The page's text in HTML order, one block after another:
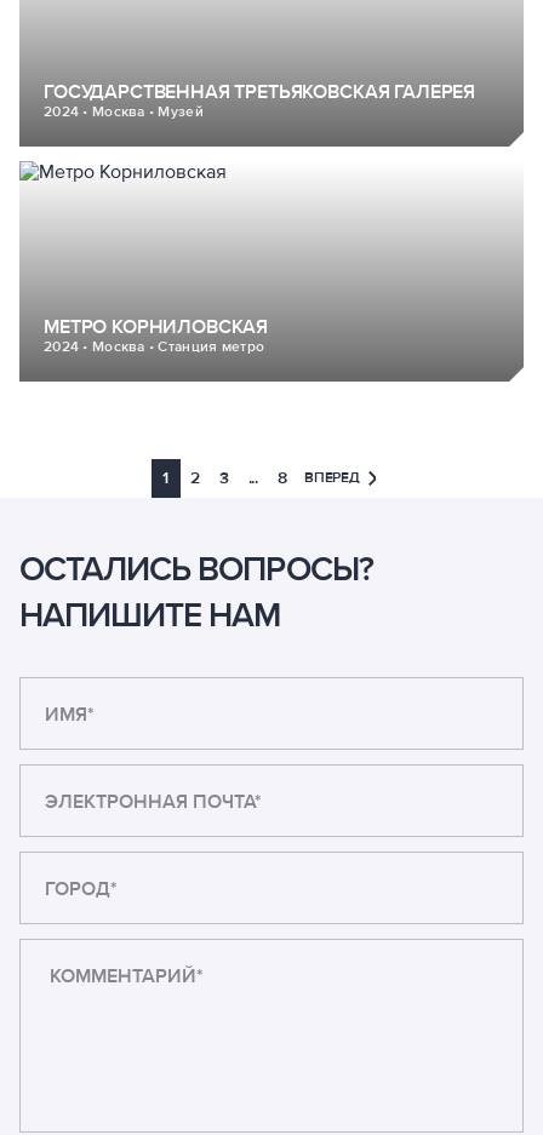
ГОСУДАРСТВЕННАЯ ТРЕТЬЯКОВСКАЯ ГАЛЕРЕЯ
2024 • Москва • Музей
МЕТРО КОРНИЛОВСКАЯ
2024 • Москва • Станция метро
1 2 3 ... 8 ВПЕРЕД
ОСТАЛИСЬ ВОПРОСЫ?
НАПИШИТЕ НАМ
ИМЯ*
ЭЛЕКТРОННАЯ ПОЧТА*
ГОРОД*